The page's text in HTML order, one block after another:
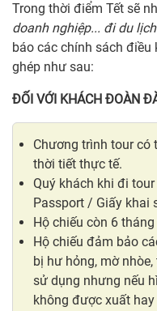
Trong thời điểm Tết sẽ
doanh nghiệp... đi du
báo các chính sách
ghép như sau:
ĐỐI VỚI KHÁCH ĐOÀN
Chương trình tour có
thời tiết thực tế.
Quý khách khi đi
Passport / Giấy khai
Hộ chiếu còn 6
Hộ chiếu đảm bảo
bị hư hỏng, mờ
sử dụng nhưng nếu
không được xuất